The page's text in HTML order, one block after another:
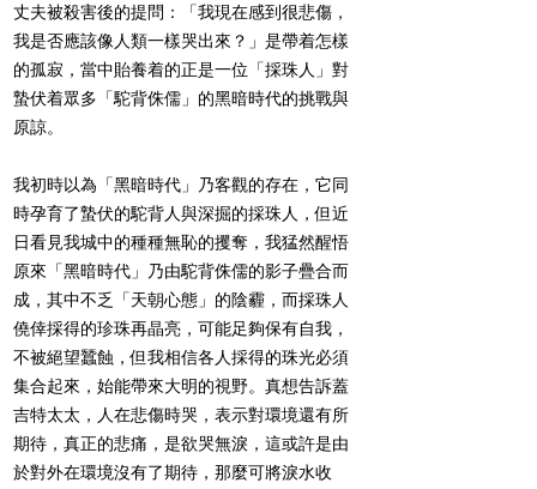
丈夫被殺害後的提問：「我現在感到很悲傷，
我是否應該像人類一樣哭出來？」是帶着怎樣
的孤寂，當中貽養着的正是一位「採珠人」對
蟄伏着眾多「駝背侏儒」的黑暗時代的挑戰與
原諒。
我初時以為「黑暗時代」乃客觀的存在，它同
時孕育了蟄伏的駝背人與深掘的採珠人，但近
日看見我城中的種種無恥的攫奪，我猛然醒悟
原來「黑暗時代」乃由駝背侏儒的影子疊合而
成，其中不乏「天朝心態」的陰霾，而採珠人
僥倖採得的珍珠再晶亮，可能足夠保有自我，
不被絕望蠶蝕，但我相信各人採得的珠光必須
集合起來，始能帶來大明的視野。真想告訴蓋
吉特太太，人在悲傷時哭，表示對環境還有所
期待，真正的悲痛，是欲哭無淚，這或許是由
於對外在環境沒有了期待，那麼可將淚水收